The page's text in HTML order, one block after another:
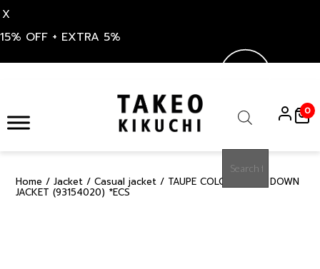
X
15% OFF + EXTRA 5%
content
search
0
Home / Jacket / Casual jacket / TAUPE COLOR COMBI DOWN
JACKET (93154020) *ECS
30%